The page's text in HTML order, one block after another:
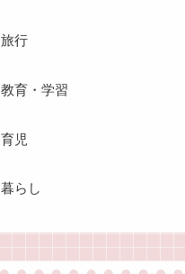
旅行
教育・学習
育児
暮らし